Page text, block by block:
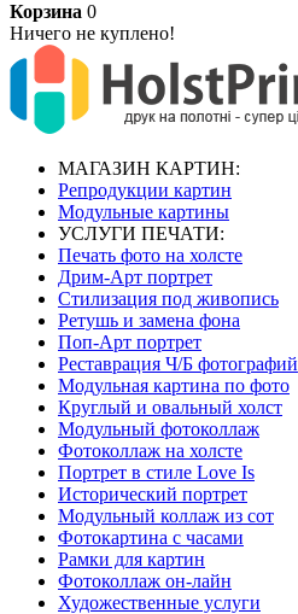
Корзина 0
Ничего не куплено!
МАГАЗИН КАРТИН:
Репродукции картин
Модульные картины
УСЛУГИ ПЕЧАТИ:
Печать фото на холсте
Дрим-Арт портрет
Стилизация под живопись
Ретушь и замена фона
Поп-Арт портрет
Реставрация Ч/Б фотографий
Модульная картина по фото
Круглый и овальный холст
Модульный фотоколлаж
Фотоколлаж на холсте
Портрет в стиле Love Is
Исторический портрет
Модульный коллаж из сот
Фотокартина с часами
Рамки для картин
Фотоколлаж он-лайн
Художественные услуги